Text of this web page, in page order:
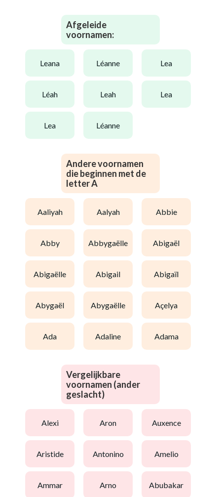
Afgeleide
voornamen:
leana léanne lea
léah leah lea
lea léanne
Andere voornamen
die beginnen met de
letter A
aaliyah aalyah abbie
abby abbygaëlle abigaël
abigaëlle abigail abigaïl
abygaël abygaëlle açelya
ada adaline adama
Vergelijkbare
voornamen (ander
geslacht)
alexi aron auxence
aristide antonino amelio
ammar arno abubakar